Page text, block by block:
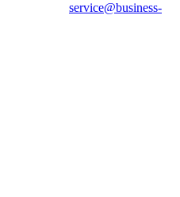
service@business-